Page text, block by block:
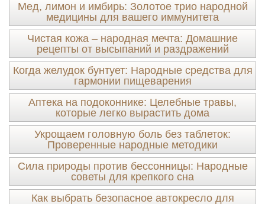
Мед, лимон и имбирь: Золотое трио народной
медицины для вашего иммунитета
Чистая кожа – народная мечта: Домашние
рецепты от высыпаний и раздражений
Когда желудок бунтует: Народные средства для
гармонии пищеварения
Аптека на подоконнике: Целебные травы,
которые легко вырастить дома
Укрощаем головную боль без таблеток:
Проверенные народные методики
Сила природы против бессонницы: Народные
советы для крепкого сна
Как выбрать безопасное автокресло для